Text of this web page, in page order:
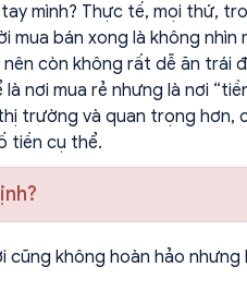
mình? Thực tế, mọi thứ,
bán xong là không
còn không rất dễ ăn trái
nơi mua rẻ nhưng là nơi
trường và quan trọng hơn,
tiền cụ thể.
không hoàn hảo